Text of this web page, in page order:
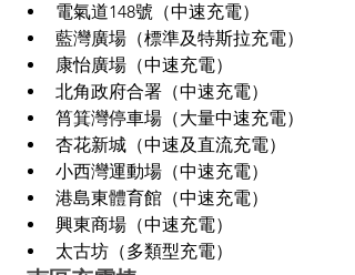
電氣道148號（中速充電）
藍灣廣場（標準及特斯拉充電）
康怡廣場（中速充電）
北角政府合署（中速充電）
筲箕灣停車場（大量中速充電）
杏花新城（中速及直流充電）
小西灣運動場（中速充電）
港島東體育館（中速充電）
興東商場（中速充電）
太古坊（多類型充電）